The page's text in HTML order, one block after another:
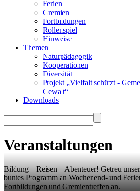
Ferien
Gremien
Fortbildungen
Rollenspiel
Hinweise
Themen
Naturpädagogik
Kooperationen
Diversität
Projekt „Vielfalt schützt -
Gewalt“
Downloads
Veranstaltungen
Bildung – Reisen – Abenteuer! Getreu
buntes Programm an Wochenend- und
Fortbildungen und Gremientreffen an.